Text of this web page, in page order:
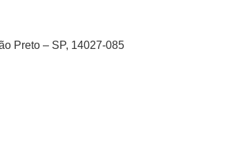
Preto – SP, 14027-085